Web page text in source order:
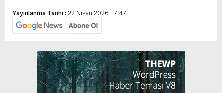
Yayınlanma Tarihi : 22 Nisan 2026 - 7:47